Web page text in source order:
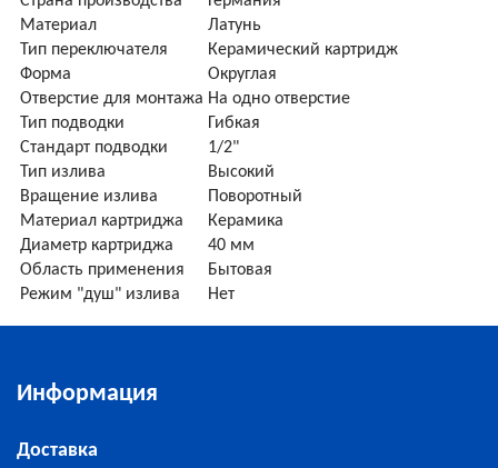
Материал
Латунь
Тип переключателя
Керамический картридж
Форма
Округлая
Отверстие для монтажа На одно отверстие
Тип подводки
Гибкая
Стандарт подводки
1/2"
Тип излива
Высокий
Вращение излива
Поворотный
Материал картриджа
Керамика
Диаметр картриджа
40 мм
Область применения
Бытовая
Режим "душ" излива
Нет
Информация
Доставка